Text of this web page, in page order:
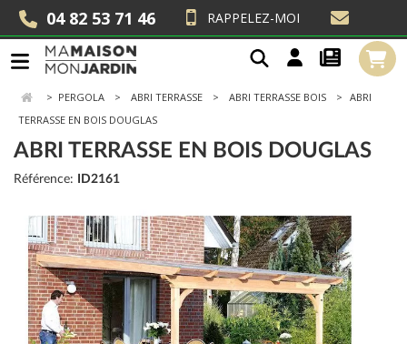
04 82 53 71 46 RAPPELEZ-MOI
> PERGOLA ABRI TERRASSE ABRI TERRASSE BOIS
ABRI
TERRASSE EN BOIS DOUGLAS
ABRI TERRASSE EN BOIS DOUGLAS
Référence: ID2161